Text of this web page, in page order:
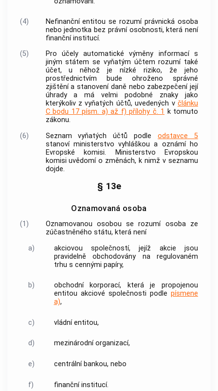
(4) Nefinanční entitou se rozumí právnická osoba
nebo jednotka bez právní osobnosti, která není
finanční institucí.
(5)
Pro účelyautomatické výměny informacís
jiným státem se vyňatým účtem rozumí také
účet, u něhož je nízké riziko, že jeho
prostřednictvím bude ohroženo správné
zjištění a stanovení daně nebo zabezpečení její
úhrady a má velmi podobné znaky jako
kterýkoliv z vyňatých účtů, uvedených v článku
C bodu 17 písm. a) až f) přílohy č. 1 k tomuto
zákonu.
(6)
Seznam vyňatých účtů podleodstavce 5
stanoví ministerstvo vyhláškou a oznámí ho
Evropské komisi. Ministerstvo Evropskou
komisi uvědomí o změnách, k nimž v seznamu
dojde.
§ 13e
Oznamovaná osoba
(1) Oznamovanou osobou se rozumí osoba ze
zúčastněného státu, která není
a)
akciovou společností, jejíž akcie jsou
pravidelně obchodovány na regulovaném
trhu s cennými papíry,
b)
obchodní korporací, která je propojenou
entitou akciové společnosti podlepísmene
a),
c) vládní entitou,
d) mezinárodní organizací,
e) centrální bankou, nebo
f) finanční institucí.